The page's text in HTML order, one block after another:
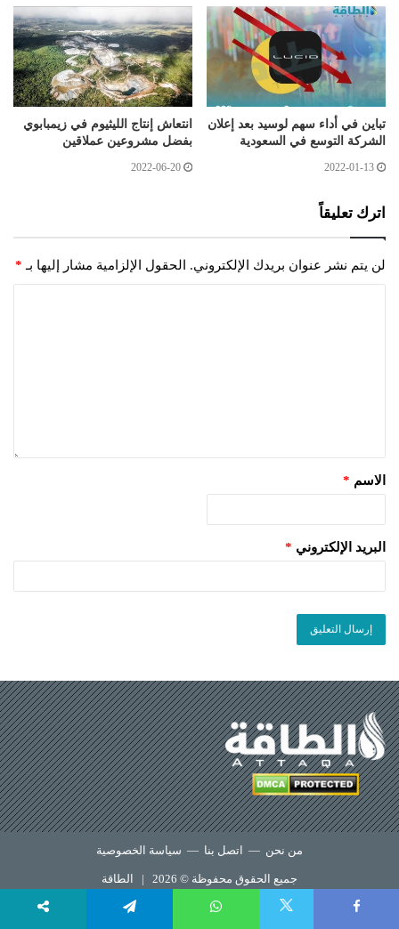
تباين في أداء سهم لوسيد بعد إعلان
الشركة التوسع في السعودية
2022-01-13
انتعاش إنتاج الليثيوم في زيمبابوي
بفضل مشروعين عملاقين
2022-06-20
اترك تعليقاً
لن يتم نشر عنوان بريدك الإلكتروني. الحقول الإلزامية مشار إليها بـ *
الاسم *
البريد الإلكتروني *
من نحن — اتصل بنا — سياسة الخصوصية
جميع الحقوق محفوظة © 2026 | الطاقة